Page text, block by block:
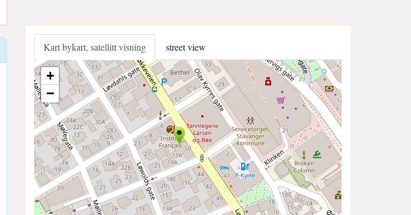
Kart bykart, satellitt visning street view
+
−